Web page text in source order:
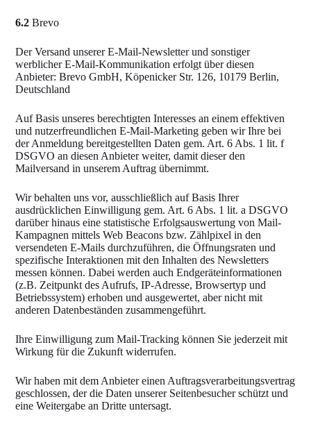
6.2 Brevo
Der Versand unserer E-Mail-Newsletter und sonstiger
werblicher E-Mail-Kommunikation erfolgt über diesen
Anbieter: Brevo GmbH, Köpenicker Str. 126, 10179 Berlin,
Deutschland
Auf Basis unseres berechtigten Interesses an einem effektiven
und nutzerfreundlichen E-Mail-Marketing geben wir Ihre bei
der Anmeldung bereitgestellten Daten gem. Art. 6 Abs. 1 lit. f
DSGVO an diesen Anbieter weiter, damit dieser den
Mailversand in unserem Auftrag übernimmt.
Wir behalten uns vor, ausschließlich auf Basis Ihrer
ausdrücklichen Einwilligung gem. Art. 6 Abs. 1 lit. a DSGVO
darüber hinaus eine statistische Erfolgsauswertung von Mail-
Kampagnen mittels Web Beacons bzw. Zählpixel in den
versendeten E-Mails durchzuführen, die Öffnungsraten und
spezifische Interaktionen mit den Inhalten des Newsletters
messen können. Dabei werden auch Endgeräteinformationen
(z.B. Zeitpunkt des Aufrufs, IP-Adresse, Browsertyp und
Betriebssystem) erhoben und ausgewertet, aber nicht mit
anderen Datenbeständen zusammengeführt.
Ihre Einwilligung zum Mail-Tracking können Sie jederzeit mit
Wirkung für die Zukunft widerrufen.
Wir haben mit dem Anbieter einen Auftragsverarbeitungsvertrag
geschlossen, der die Daten unserer Seitenbesucher schützt und
eine Weitergabe an Dritte untersagt.